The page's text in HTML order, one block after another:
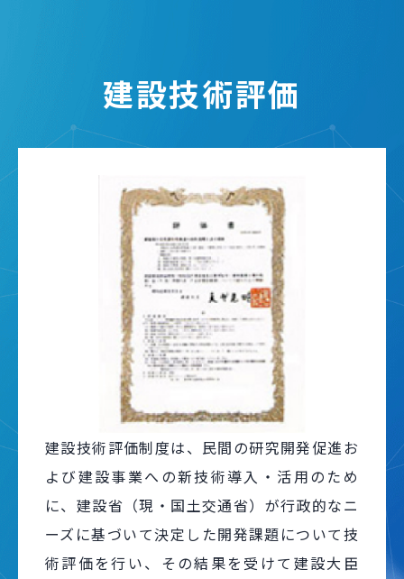
建設技術評価
建設技術評価制度は、民間の研究開発促進お
よび建設事業への新技術導入・活用のため
に、建設省（現・国土交通省）が行政的なニ
ーズに基づいて決定した開発課題について技
術評価を行い、その結果を受けて建設大臣